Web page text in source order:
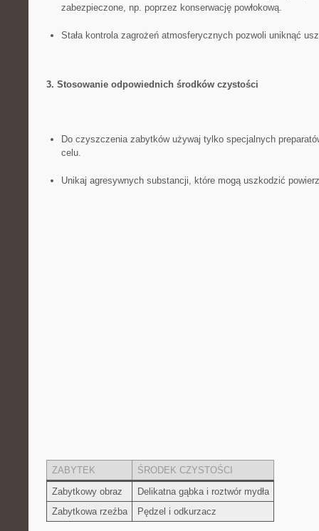
zabezpieczone,‍ np. poprzez⁤ konserwację ⁤powłokową.
Stała kontrola zagrożeń atmosferycznych pozwoli uniknąć
3. Stosowanie odpowiednich‌ środków czystości
Do czyszczenia zabytków używaj tylko specjalnych
celu.
Unikaj agresywnych‌ substancji, które mogą uszkodzić
ZABYTEK
ŚRODEK CZYSTOŚCI
Zabytkowy obraz
Delikatna gąbka i roztwór mydła
Zabytkowa rzeźba
Pędzel ​i ⁤odkurzacz